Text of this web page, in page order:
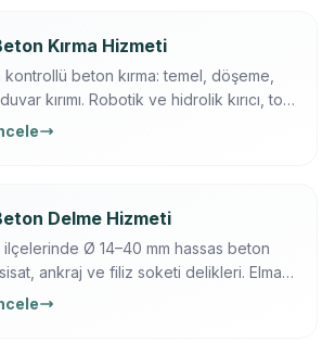
Kırma Hizmeti
beton kırma: temel, döşeme,
kırımı. Robotik ve hidrolik kırıcı, toz
moloz dahil, sigortalı operasyon.
Delme Hizmeti
Ø 14–40 mm hassas beton
ankraj ve filiz soketi delikleri. Elmas
teknik, Ferroscan ile donatı